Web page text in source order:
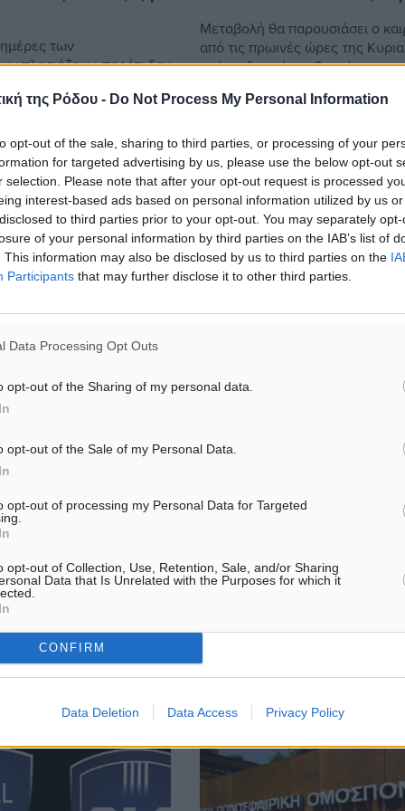
της Ρόδου - Do Not Process My Personal Information
opt-out of the sale, sharing to third parties, or processing of your
for targeted advertising by us, please use the below opt-out
selection. Please note that after your opt-out request is processed
interest-based ads based on personal information utilized by us
to third parties prior to your opt-out. You may separately
of your personal information by third parties on the IAB’s list of
This information may also be disclosed by us to third parties on the
Participants that may further disclose it to other third parties.
Data Processing Opt Outs
opt-out of the Sharing of my personal data.
opt-out of the Sale of my Personal Data.
opt-out of processing my Personal Data for Targeted
opt-out of Collection, Use, Retention, Sale, and/or Sharing
Data that Is Unrelated with the Purposes for which it
CONFIRM
Data Deletion Data Access Privacy Policy
ημέρες των
πλησιάζουν, παρότι δεν
κορωνοϊού. Οι υπεύθυνοι
Μεταβολή θα παρουσιάσει ο
από τις πρωινές ώρες της
από τα δυτικά, με βροχές και
καταιγίδες, που θα
28.11.20, 14:43
το αστυνομικό δελτίο
εξιχνιάσθηκε κλοπή,
Ασφαλείας
δικογραφία
ημεδαπού ο
ώρες της 21-11-2020
Συμπληρώθηκαν εννέα χρόνια
θάνατο της Μεγάλης
τα τελευταία χρόνια της ζωής
αφιέρωσε για να